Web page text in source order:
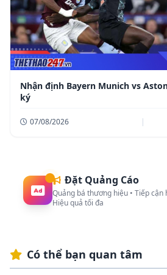
Nhận định Bayern Munich vs
ký
07/08/2026 |
Đặt Quảng Cáo
Quảng bá thương hiệu • Tiếp
Hiệu quả tối đa
Có thể bạn quan tâm